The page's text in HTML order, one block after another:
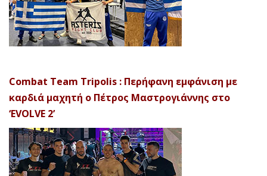
Combat Team Tripolis : Περήφανη εμφάνιση με
καρδιά μαχητή ο Πέτρος Μαστρογιάννης στο
‘EVOLVE 2’